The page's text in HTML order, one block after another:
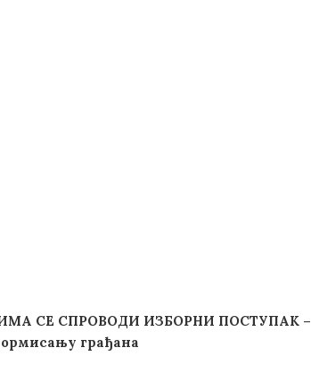
СЕ СПРОВОДИ ИЗБОРНИ ПОСТУПАК –
грађана